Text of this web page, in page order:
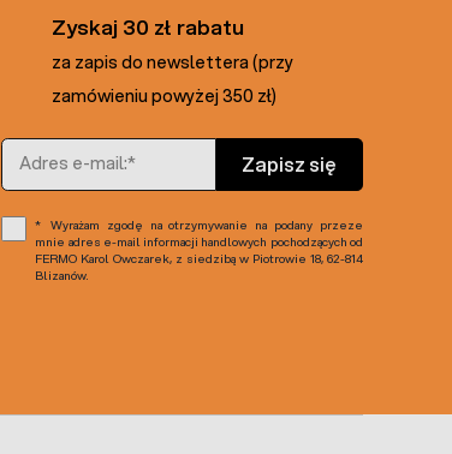
Zyskaj 30 zł rabatu
za zapis do newslettera (przy
zamówieniu powyżej 350 zł)
Adres e-mail
Zapisz się
Wyrażam zgodę na otrzymywanie na podany przeze
mnie adres e-mail informacji handlowych pochodzących od
FERMO Karol Owczarek, z siedzibą w Piotrowie 18, 62-814
Blizanów.